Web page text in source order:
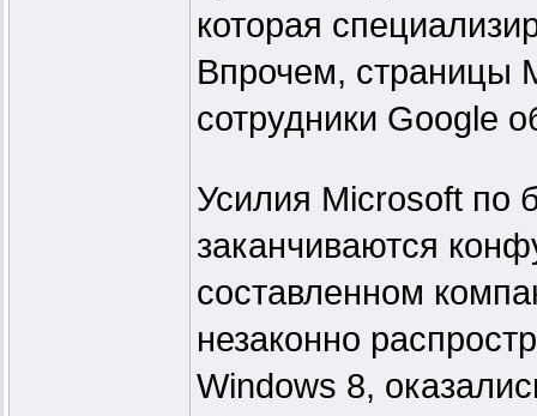
которая
Впрочем, страницы
сотрудники Google
Усилия Microsoft по
заканчиваются
составленном
незаконно
Windows 8,